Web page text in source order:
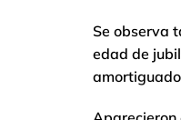
Se observa
edad de